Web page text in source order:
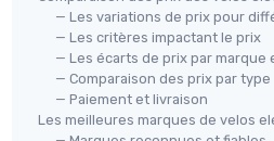
— Les variations de prix pour
— Les critères impactant le prix
— Les écarts de prix par marque
— Comparaison des prix par type
— Paiement et livraison
Les meilleures marques de velos